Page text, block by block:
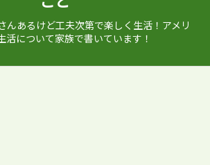

んあるけど工夫次第で楽しく生活！アメリ
活について家族で書いています！